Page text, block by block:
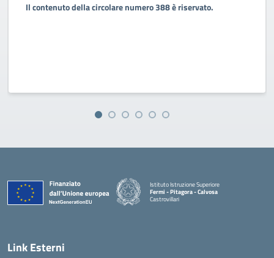
Il contenuto della circolare numero 388 è riservato.
Istituto Istruzione Superiore
Fermi - Pitagora - Calvosa
Castrovillari
Link Esterni